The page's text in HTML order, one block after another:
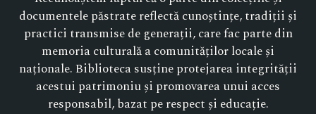
documentele păstrate reflectă cunoștințe, tradiții și
practici transmise de generații, care fac parte din
memoria culturală a comunităților locale și
naționale. Biblioteca susține protejarea integrității
acestui patrimoniu și promovarea unui acces
responsabil, bazat pe respect și educație.